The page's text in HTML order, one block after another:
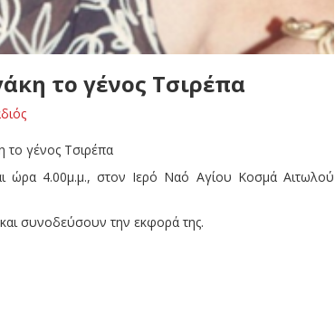
το γένος Τσιρέπα
το γένος Τσιρέπα
4.00μ.μ., στον Ιερό Ναό Αγίου Κοσμά Αιτωλού
συνοδεύσουν την εκφορά της.